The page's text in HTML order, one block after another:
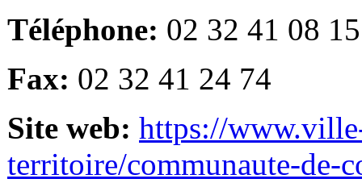
Téléphone: 02 32 41 08 15
Fax: 02 32 41 24 74
Site web: https://
territoire/communaute-de-